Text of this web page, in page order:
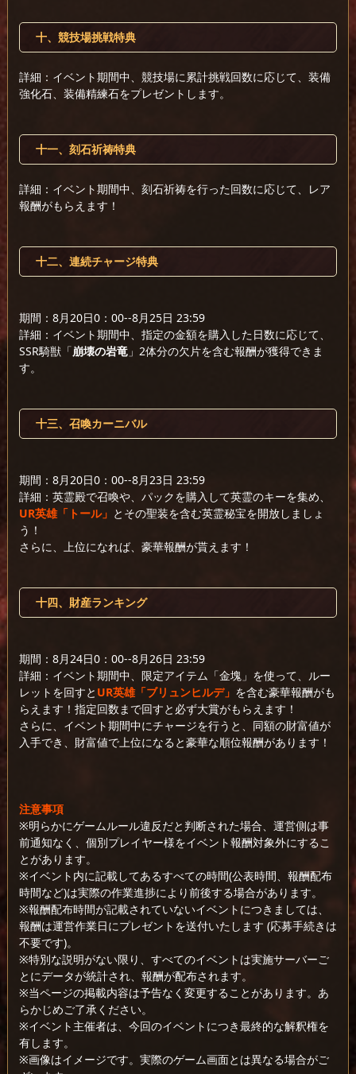
十、競技場挑戦特典
詳細：イベント期間中、競技場に累計挑戦回数に応じて、装備
強化石、装備精練石をプレゼントします。
十一、刻石祈祷特典
詳細：イベント期間中、刻石祈祷を行った回数に応じて、レア
報酬がもらえます！
十二、連続チャージ特典
期間：8月20日0：00--8月25日 23:59
詳細：イベント期間中、指定の金額を購入した日数に応じて、
SSR騎獣「崩壊の岩竜」2体分の欠片を含む報酬が獲得できま
す。
十三、召喚カーニバル
期間：8月20日0：00--8月23日 23:59
詳細：英霊殿で召喚や、パックを購入して英霊のキーを集め、
UR英雄「トール」 とその聖装を含む英霊秘宝を開放しましょ
う！
さらに、上位になれば、豪華報酬が貰えます！
十四、財産ランキング
期間：8月24日0：00--8月26日 23:59
詳細：イベント期間中、限定アイテム「金塊」を使って、ルー
レットを回すと UR英雄「ブリュンヒルデ」 を含む豪華報酬がも
らえます！指定回数まで回すと必ず大賞がもらえます！
さらに、イベント期間中にチャージを行うと、同額の財富値が
入手でき、財富値で上位になると豪華な順位報酬があります！
注意事項
※明らかにゲームルール違反だと判断された場合、運営側は事
前通知なく、個別プレイヤー様をイベント報酬対象外にするこ
とがあります。
※イベント内に記載してあるすべての時間(公表時間、報酬配布
時間など)は実際の作業進捗により前後する場合があります。
※報酬配布時間が記載されていないイベントにつきましては、
報酬は運営作業日にプレゼントを送付いたします (応募手続きは
不要です)。
※特別な説明がない限り、すべてのイベントは実施サーバーご
とにデータが統計され、報酬が配布されます。
※当ページの掲載内容は予告なく変更することがあります。あ
らかじめご了承ください。
※イベント主催者は、今回のイベントにつき最終的な解釈権を
有します。
※画像はイメージです。実際のゲーム画面とは異なる場合がご